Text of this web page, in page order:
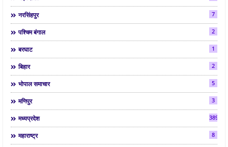
नरसिंहपुर 7
पश्चिम बंगाल 2
बरघाट 1
बिहार 2
भोपाल समाचार 5
मणिपुर 3
मध्यप्रदेश 3892
महाराष्ट्र 8